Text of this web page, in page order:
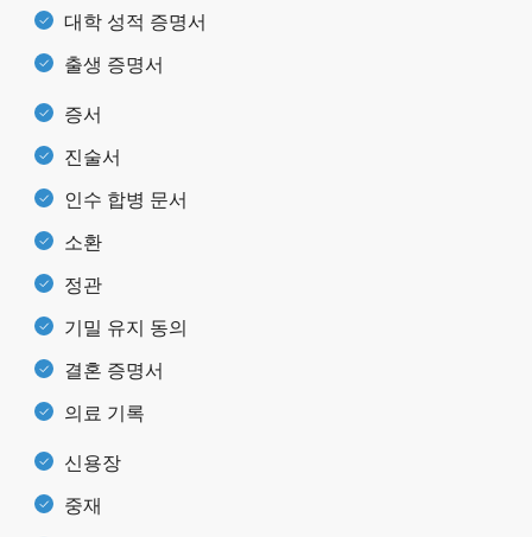
대학 성적 증명서
출생 증명서
증서
진술서
인수 합병 문서
소환
정관
기밀 유지 동의
결혼 증명서
의료 기록
신용장
중재